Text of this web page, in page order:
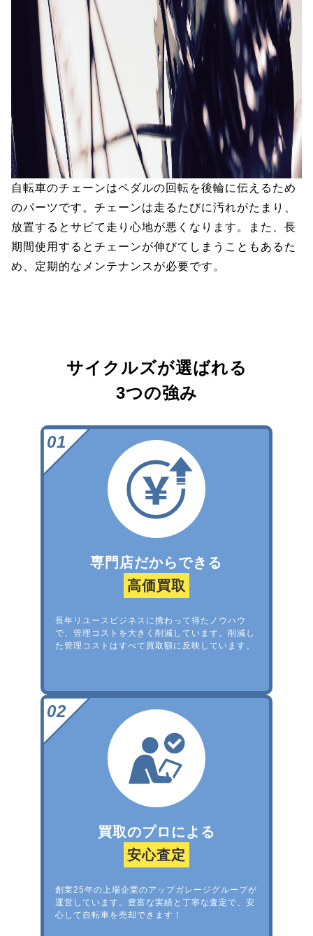
自転車のチェーンはペダルの回転を後輪に伝えるため
のパーツです。チェーンは走るたびに汚れがたまり、
放置するとサビて走り心地が悪くなります。また、長
期間使用するとチェーンが伸びてしまうこともあるた
め、定期的なメンテナンスが必要です。
サイクルズが選ばれる
3つの強み
専門店だからできる
高価買取
長年リユースビジネスに携わって得たノウハウ
で、管理コストを大きく削減しています。削減し
た管理コストはすべて買取額に反映しています。
買取のプロによる
安心査定
創業25年の上場企業のアップガレージグループが
運営しています。豊富な実績と丁寧な査定で、安
心して自転車を売却できます！